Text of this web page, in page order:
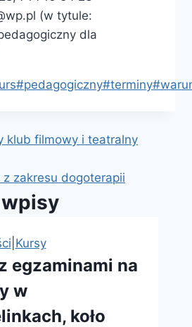
(w tytule:
dla
#pedagogiczny#terminy#
klub filmowy i teatralny
zakresu dogoterapii
Kursy
egzaminami na
w
koło